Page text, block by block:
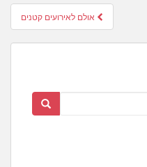
אולם לאירועים קטנים